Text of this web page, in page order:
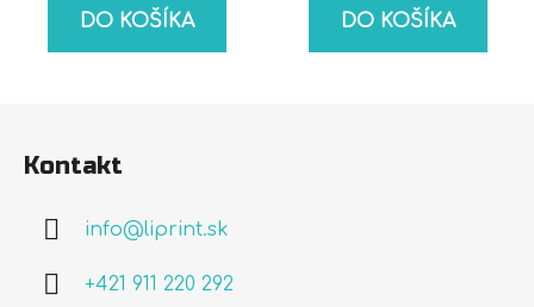
DO KOŠÍKA DO KOŠÍKA
Kontakt
info@liprint.sk
+421 911 220 292